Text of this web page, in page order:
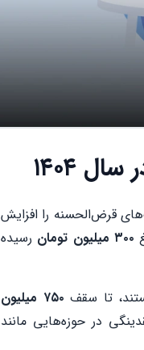
۱۴۰۴
در سال ۱۴۰۴ سقف تسهیلات بانک‌های قرض‌الحسنه را افزایش
۳۰۰ میلیون تومان
رسیده
تا سقف
۷۵۰ میلیون
در حوزه‌هایی مانند